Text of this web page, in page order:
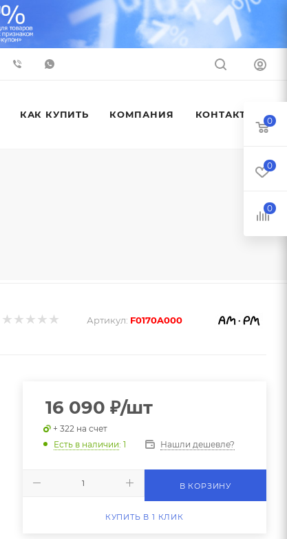
КАК КУПИТЬ КОМПАНИЯ КОНТАКТЫ
Артикул: F0170A000
16 090 ₽/шт
+ 322 на счет
Есть в наличии: 1 Нашли дешевле?
В КОРЗИНУ
КУПИТЬ В 1 КЛИК
0
0
0